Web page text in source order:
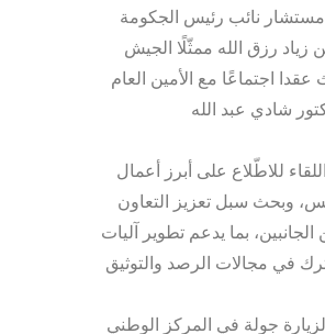
نائب رئيس الجكومة
زياد رزق الله ممثّلًا الجيش
عقدا اجتماعًا مع الأمين العام
شادي عبد الله
للاطّلاع على أبرز أعمال
وبحث سبل تعزيز التعاون
الجانبين، بما يدعم تطوير آليات
في مجالات الرصد والتوثيق
جولة في المركز الوطني